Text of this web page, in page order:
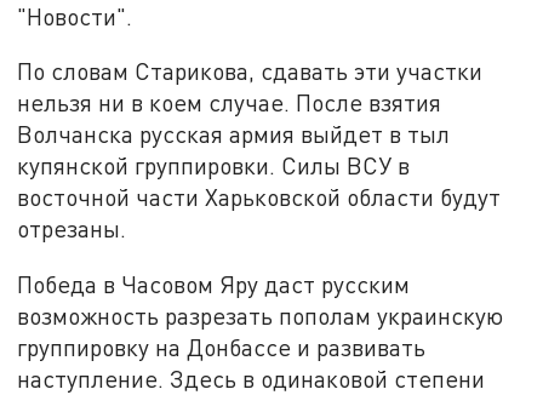
"Новости".
По словам Старикова, сдавать эти участки
нельзя ни в коем случае. После взятия
Волчанска русская армия выйдет в тыл
купянской группировки. Силы ВСУ в
восточной части Харьковской области будут
отрезаны.
Победа в Часовом Яру даст русским
возможность разрезать пополам украинскую
группировку на Донбассе и развивать
наступление. Здесь в одинаковой степени